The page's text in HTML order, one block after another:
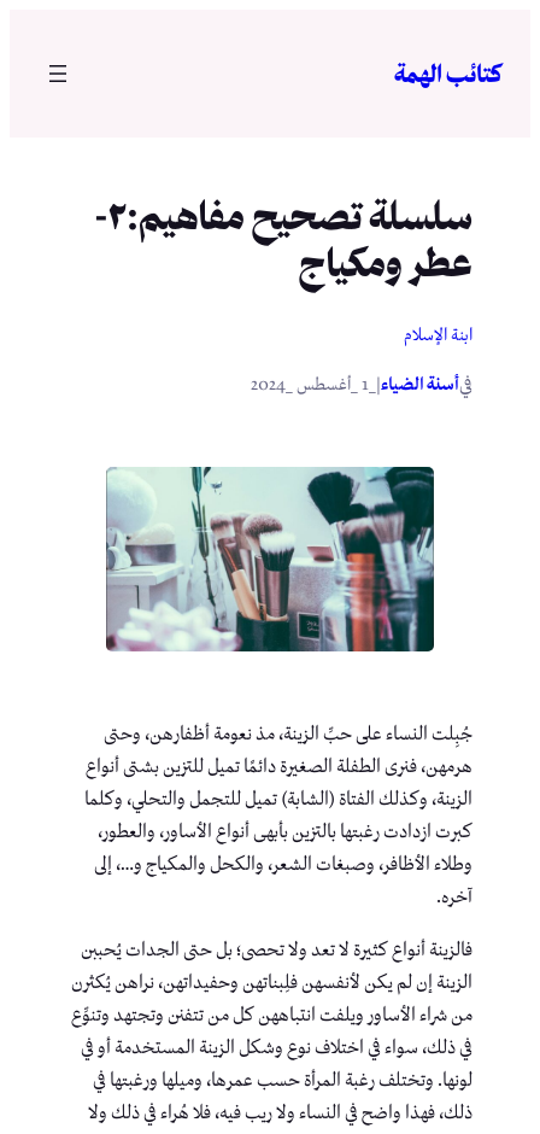
المحتوى
كتائب الهمة
سلسلة تصحيح مفاهيم:٢-
عطر ومكياج
ابنة الإسلام
فيأسنة الضياء
جُبِلت النساء على حبِّ الزينة، مذ نعومة أظفارهن، وحتى
هرمهن، فنرى الطفلة الصغيرة دائمًا تميل للتزين بشتى أنواع
الزينة، وكذلك الفتاة (الشابة) تميل للتجمل والتحلي، وكلما
كبرت ازدادت رغبتها بالتزين بأبهى أنواع الأساور، والعطور،
وطلاء الأظافر، وصبغات الشعر، والكحل والمكياج و…، إلى
آخره.
فالزينة أنواع كثيرة لا تعد ولا تحصى؛ بل حتى الجدات يُحببن
الزينة إن لم يكن لأنفسهن فلِبناتهن وحفيداتهن، نراهن يُكثرن
من شراء الأساور ويلفت انتباههن كل من تتفنن وتجتهد وتنوِّع
في ذلك، سواء في اختلاف نوع وشكل الزينة المستخدمة أو في
لونها. وتختلف رغبة المرأة حسب عمرها، وميلها ورغبتها في
ذلك، فهذا واضح في النساء ولا ريب فيه، فلا هُراء في ذلك ولا